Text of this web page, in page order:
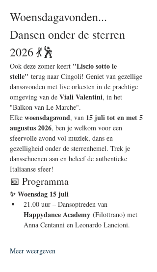
Woensdagavonden...
Dansen onder de sterren
2026 💃🕺
Ook deze zomer keert "Liscio sotto le
stelle" terug naar Cingoli! Geniet van gezellige
dansavonden met live orkesten in de prachtige
omgeving van de Viali Valentini, in het
"Balkon van Le Marche".
Elke woensdagavond, van 15 juli tot en met 5
augustus 2026, ben je welkom voor een
sfeervolle avond vol muziek, dans en
gezelligheid onder de sterrenhemel. Trek je
dansschoenen aan en beleef de authentieke
Italiaanse sfeer!
📅 Programma
✨ Woensdag 15 juli
21.00 uur – Dansoptreden van
Happydance Academy (Filottrano) met
Anna Centanni en Leonardo Lancioni.
Meer weergeven